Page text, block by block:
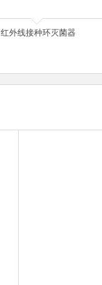
红外线接种环灭菌器